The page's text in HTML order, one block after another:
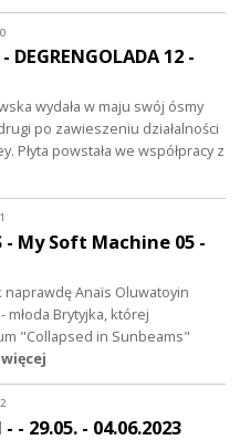
DEGRENGOLADA 12 -
wydała w maju swój ósmy
po zawieszeniu działalności
Płyta powstała we współpracy z
- My Soft Machine 05 -
naprawdę Anaïs Oluwatoyin
młoda Brytyjka, której
"Collapsed in Sunbeams"
- - 29.05. - 04.06.2023